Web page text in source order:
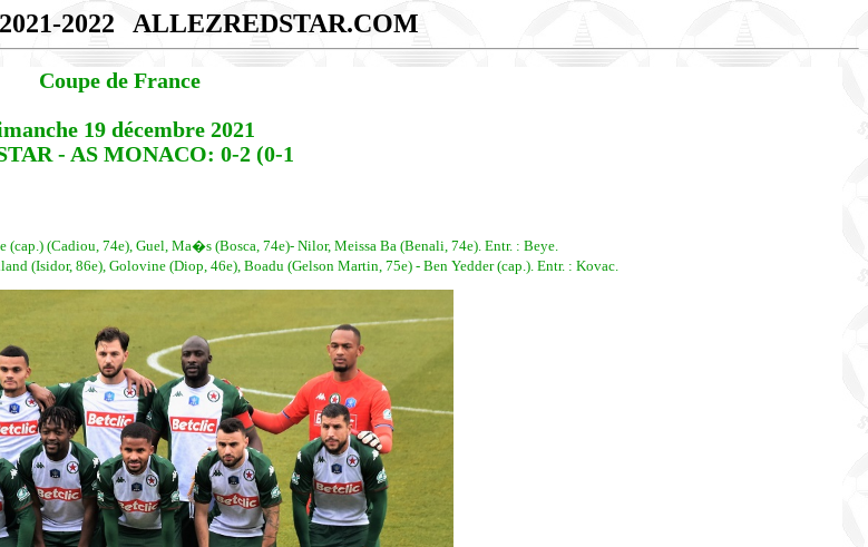
2022 ALLEZREDSTAR.COM
Coupe de France
19 décembre 2021
- AS MONACO: 0-2 (0-1
(Cadiou, 74e), Guel, Ma�s (Bosca, 74e)- Nilor, Meissa Ba (Benali, 74e). Entr. : Beye.
(Isidor, 86e), Golovine (Diop, 46e), Boadu (Gelson Martin, 75e) - Ben Yedder (cap.). Entr. : Kovac.